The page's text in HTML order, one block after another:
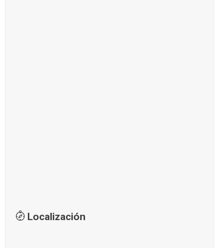
Localización